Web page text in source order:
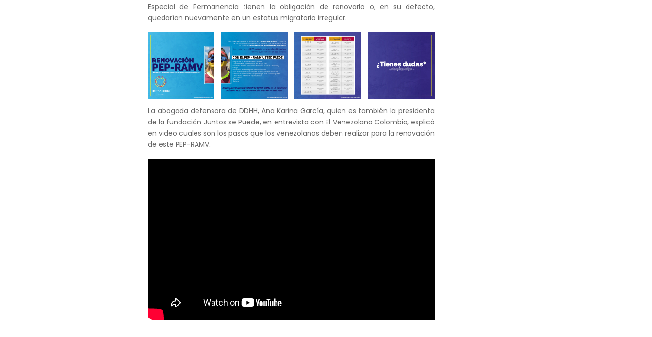
Especial de Permanencia tienen la obligación de renovarlo o, en su defecto,
quedarían nuevamente en un estatus migratorio irregular.
La abogada defensora de DDHH, Ana Karina García, quien es también la presidenta
de la fundación Juntos se Puede, en entrevista con El Venezolano Colombia, explicó
en video cuales son los pasos que los venezolanos deben realizar para la renovación
de este PEP-RAMV.